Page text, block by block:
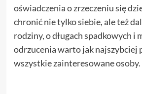
oświadczenia o zrzeczeniu się
chronić nie tylko siebie, ale też
rodziny, o długach spadkowych i
odrzucenia warto jak najszybciej
wszystkie zainteresowane osoby.